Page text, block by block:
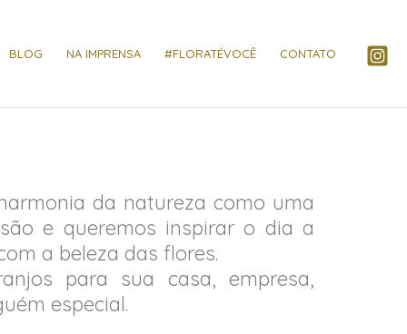
BLOG NA IMPRENSA #FLORATÉVOCÊ CONTATO
da natureza como uma
e queremos inspirar o dia a
a beleza das flores.
para sua casa, empresa,
especial.